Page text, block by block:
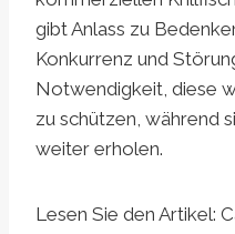
gibt Anlass zu
Konkurrenz und
Notwendigkeit, diese
zu schützen, während
weiter erholen.
Lesen Sie den Artikel: